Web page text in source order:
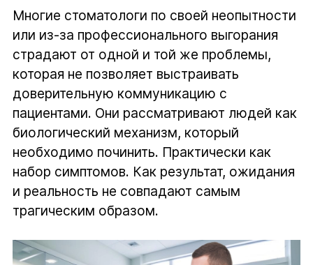
Многие стоматологи по своей неопытности
или из-за профессионального выгорания
страдают от одной и той же проблемы,
которая не позволяет выстраивать
доверительную коммуникацию с
пациентами. Они рассматривают людей как
биологический механизм, который
необходимо починить. Практически как
набор симптомов. Как результат, ожидания
и реальность не совпадают самым
трагическим образом.